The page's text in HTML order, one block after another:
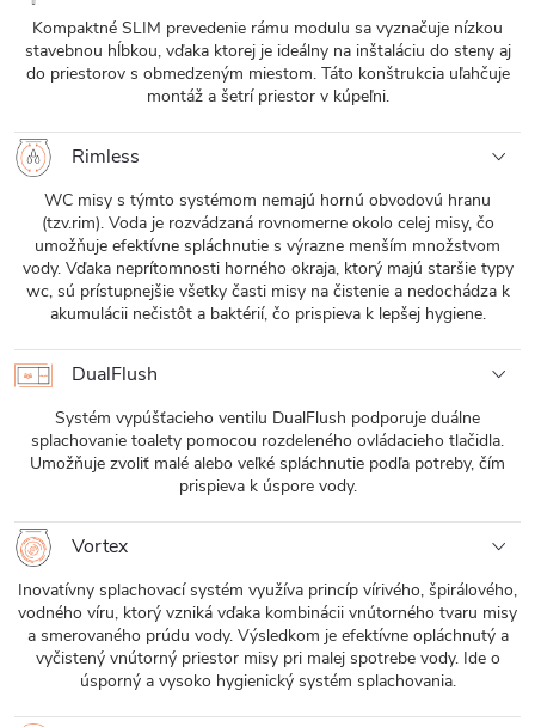
Kompaktné SLIM prevedenie rámu modulu sa vyznačuje nízkou
stavebnou hĺbkou, vďaka ktorej je ideálny na inštaláciu do steny aj
do priestorov s obmedzeným miestom. Táto konštrukcia uľahčuje
montáž a šetrí priestor v kúpeľni.
Rimless
WC misy s týmto systémom nemajú hornú obvodovú hranu
(tzv.rim). Voda je rozvádzaná rovnomerne okolo celej misy, čo
umožňuje efektívne spláchnutie s výrazne menším množstvom
vody. Vďaka neprítomnosti horného okraja, ktorý majú staršie typy
wc, sú prístupnejšie všetky časti misy na čistenie a nedochádza k
akumulácii nečistôt a baktérií, čo prispieva k lepšej hygiene.
DualFlush
Systém vypúšťacieho ventilu DualFlush podporuje duálne
splachovanie toalety pomocou rozdeleného ovládacieho tlačidla.
Umožňuje zvoliť malé alebo veľké spláchnutie podľa potreby, čím
prispieva k úspore vody.
Vortex
Inovatívny splachovací systém využíva princíp vírivého, špirálového,
vodného víru, ktorý vzniká vďaka kombinácii vnútorného tvaru misy
a smerovaného prúdu vody. Výsledkom je efektívne opláchnutý a
vyčistený vnútorný priestor misy pri malej spotrebe vody. Ide o
úsporný a vysoko hygienický systém splachovania.